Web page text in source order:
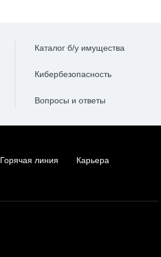
Каталог б/у имущества
Кибербезопасность
Вопросы и ответы
Горячая линия
Карьера